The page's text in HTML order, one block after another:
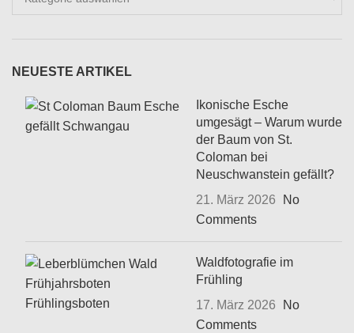
NEUESTE ARTIKEL
Ikonische Esche
umgesägt – Warum wurde
der Baum von St.
Coloman bei
Neuschwanstein gefällt?
21. März 2026
No
Comments
Waldfotografie im
Frühling
17. März 2026
No
Comments